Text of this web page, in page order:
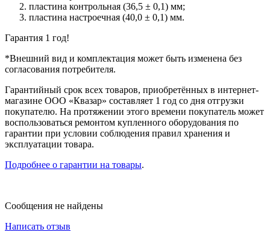
пластина контрольная (36,5 ± 0,1) мм;
пластина настроечная (40,0 ± 0,1) мм.
Гарантия 1 год!
*Внешний вид и комплектация может быть изменена без
согласования потребителя.
Гарантийный срок всех товаров, приобретённых в интернет-
магазине ООО «Квазар» составляет 1 год со дня отгрузки
покупателю. На протяжении этого времени покупатель может
воспользоваться ремонтом купленного оборудования по
гарантии при условии соблюдения правил хранения и
эксплуатации товара.
Подробнее о гарантии на товары.
Сообщения не найдены
Написать отзыв